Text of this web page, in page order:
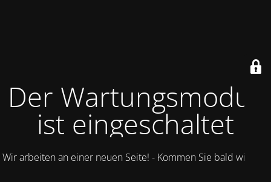
Der Wartungsmodus
ist eingeschaltet
Wir arbeiten an einer neuen Seite! - Kommen Sie bald wieder.